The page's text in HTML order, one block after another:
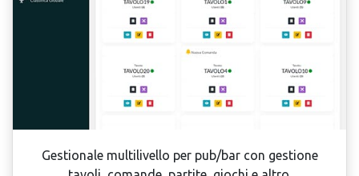
Gestionale multilivello per pub/bar con gestione